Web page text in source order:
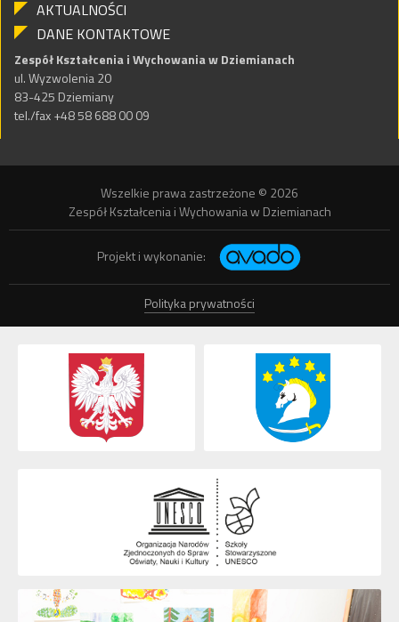
AKTUALNOŚCI
DANE KONTAKTOWE
Zespół Kształcenia i Wychowania w Dziemianach
ul. Wyzwolenia 20
83-425 Dziemiany
tel./fax +48 58 688 00 09
Wszelkie prawa zastrzeżone © 2026
Zespół Kształcenia i Wychowania w Dziemianach
Projekt i wykonanie:
Polityka prywatności